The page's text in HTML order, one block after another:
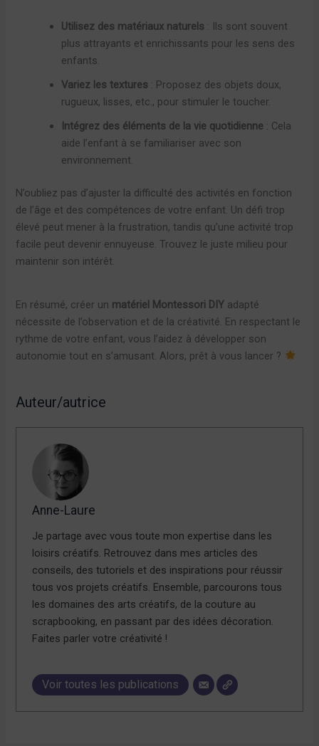
Utilisez des matériaux naturels : Ils sont souvent
plus attrayants et enrichissants pour les sens des
enfants.
Variez les textures : Proposez des objets doux,
rugueux, lisses, etc., pour stimuler le toucher.
Intégrez des éléments de la vie quotidienne : Cela
aide l’enfant à se familiariser avec son
environnement.
N’oubliez pas d’ajuster la difficulté des activités en fonction
de l’âge et des compétences de votre enfant. Un défi trop
élevé peut mener à la frustration, tandis qu’une activité trop
facile peut devenir ennuyeuse. Trouvez le juste milieu pour
maintenir son intérêt.
En résumé, créer un matériel Montessori DIY adapté
nécessite de l’observation et de la créativité. En respectant le
rythme de votre enfant, vous l’aidez à développer son
autonomie tout en s’amusant. Alors, prêt à vous lancer ?
Auteur/autrice
Anne-Laure
Je partage avec vous toute mon expertise dans les
loisirs créatifs. Retrouvez dans mes articles des
conseils, des tutoriels et des inspirations pour réussir
tous vos projets créatifs. Ensemble, parcourons tous
les domaines des arts créatifs, de la couture au
scrapbooking, en passant par des idées décoration.
Faites parler votre créativité !
Voir toutes les publications